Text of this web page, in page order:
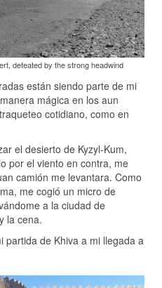
defeated by the strong headwind
están siendo parte de mi
mágica en los aun
cotidiano, como en
el desierto de Kyzyl-Kum,
por el viento en contra, me
camión me levantara. Como
me cogió un micro de
a la ciudad de
la cena.
partida de Khiva a mi llegada a